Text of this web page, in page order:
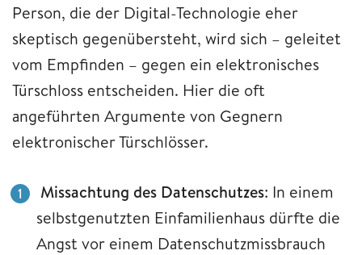
Person, die der Digital-Technologie eher
skeptisch gegenübersteht, wird sich – geleitet
vom Empfinden – gegen ein elektronisches
Türschloss entscheiden. Hier die oft
angeführten Argumente von Gegnern
elektronischer Türschlösser.
Missachtung des Datenschutzes: In einem
selbstgenutzten Einfamilienhaus dürfte die
Angst vor einem Datenschutzmissbrauch